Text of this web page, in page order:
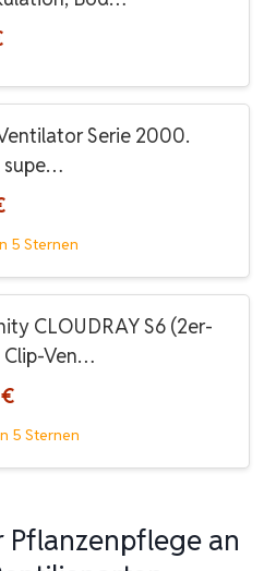
Serie 2000.
supe…
5 Sternen
CLOUDRAY S6 (2er-
Clip-Ven…
5 Sternen
Pflanzenpflege an